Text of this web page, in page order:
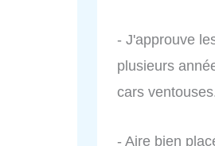
- J'approuve
plusieurs
cars
- Aire bien